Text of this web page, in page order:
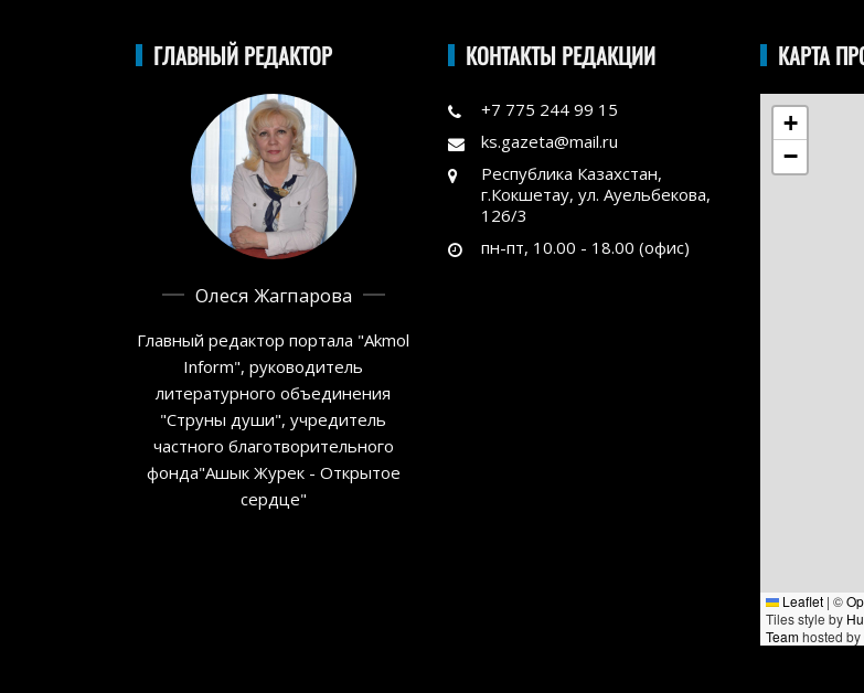
ГЛАВНЫЙ РЕДАКТОР
Олеся Жагпарова
Главный редактор портала "Akmol
Inform", руководитель
литературного объединения
"Струны души", учредитель
частного благотворительного
фонда"Ашык Журек - Открытое
сердце"
КОНТАКТЫ РЕДАКЦИИ
+7 775 244 99 15
ks.gazeta@mail.ru
Республика Казахстан,
г.Кокшетау, ул. Ауельбекова,
126/3
пн-пт, 10.00 - 18.00 (офис)
КАРТА
+
−
Leaflet | ©
Tiles style by
Teamhosted by